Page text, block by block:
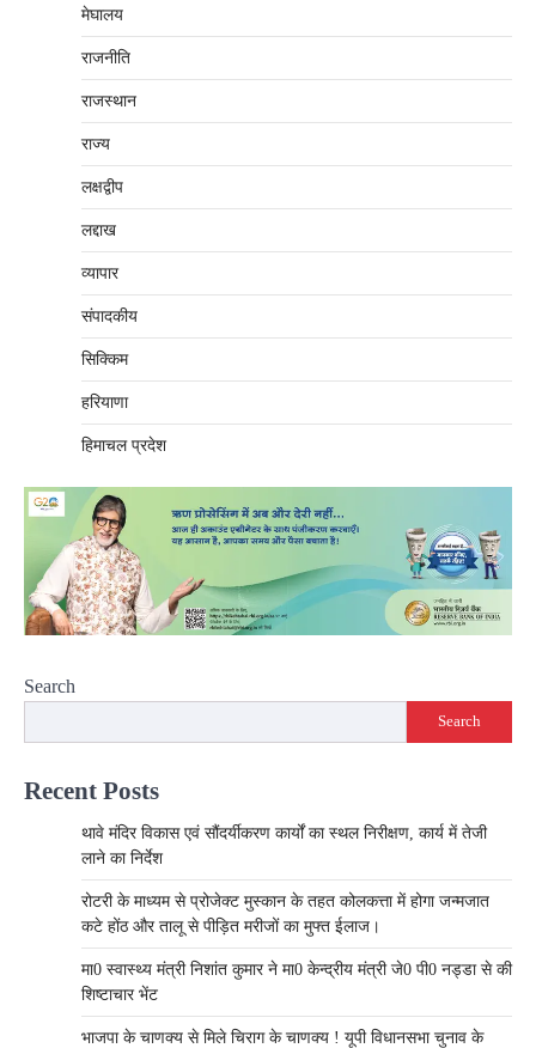
मेघालय
राजनीति
राजस्थान
राज्य
लक्षद्वीप
लद्दाख
व्यापार
संपादकीय
सिक्किम
हरियाणा
हिमाचल प्रदेश
Search
Search
Recent Posts
थावे मंदिर विकास एवं सौंदर्यीकरण कार्यों का स्थल निरीक्षण, कार्य में तेजी
लाने का निर्देश
रोटरी के माध्यम से प्रोजेक्ट मुस्कान के तहत कोलकत्ता में होगा जन्मजात
कटे होंठ और तालू से पीड़ित मरीजों का मुफ्त ईलाज।
मा0 स्वास्थ्य मंत्री निशांत कुमार ने मा0 केन्द्रीय मंत्री जे0 पी0 नड्डा से की
शिष्टाचार भेंट
भाजपा के चाणक्य से मिले चिराग के चाणक्य ! यूपी विधानसभा चुनाव के